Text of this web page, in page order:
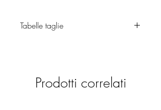
Tabelle taglie
Prodotti correlati